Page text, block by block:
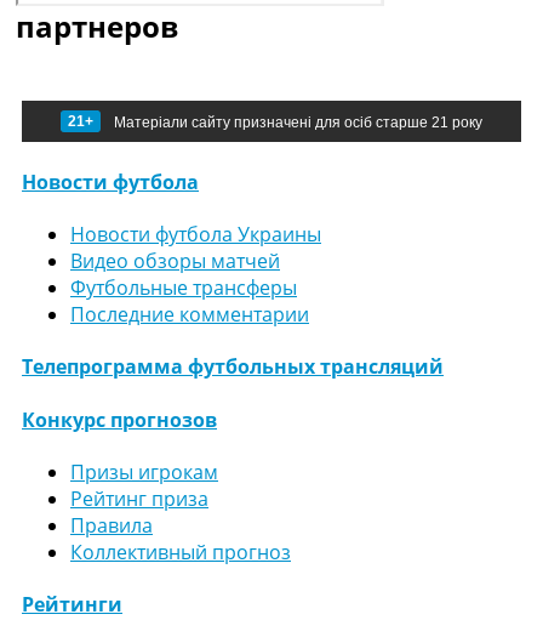
партнеров
21+ Матеріали сайту призначені для осіб старше 21 року
Новости футбола
Новости футбола Украины
Видео обзоры матчей
Футбольные трансферы
Последние комментарии
Телепрограмма футбольных трансляций
Конкурс прогнозов
Призы игрокам
Рейтинг приза
Правила
Коллективный прогноз
Рейтинги